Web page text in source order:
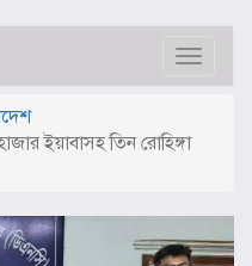
Toggle
ইয়াবাসহ তিন রোহিঙ্গা